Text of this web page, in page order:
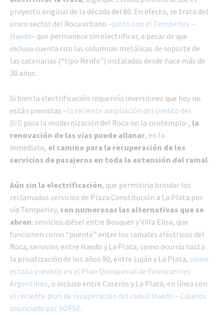
proyecto original de la década del 80. En efecto, se trata del
único sector del Roca urbano –junto con el Temperley –
Haedo– que permanece sin electrificar, a pesar de que
incluso cuenta con las columnas metálicas de soporte de
las catenarias (“tipo Renfe”) instaladas desde hace más de
30 años.
Si bien la electrificación requeriría inversiones que hoy no
están previstas –la reciente ampliación del crédito del
BID para la modernización del Roca no la contempla-, la
renovación de las vías puede allanar, en lo
inmediato, el camino para la recuperación de los
servicios de pasajeros en toda la extensión del ramal.
Aún sin la electrificación, que permitiría brindar los
reclamados servicios de Plaza Constitución a La Plata por
vía Temperley, son numerosas las alternativas que se
abren: servicios diésel entre Bosques y Villa Elisa, que
funcionen como “puente” entre los ramales eléctricos del
Roca, servicios entre Haedo y La Plata, como ocurría hasta
la privatización de los años 90, entre Luján y La Plata, como
estaba previsto en el Plan Quinquenal de Ferrocarriles
Argentinos, o incluso entre Caseros y La Plata, en línea con
el reciente plan de recuperación del ramal Haedo – Caseros
anunciado por SOFSE.